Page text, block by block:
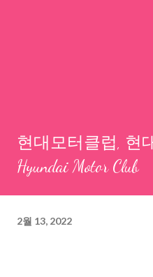
현대모터클럽, 현
Hyundai Motor Club
2월 13, 2022